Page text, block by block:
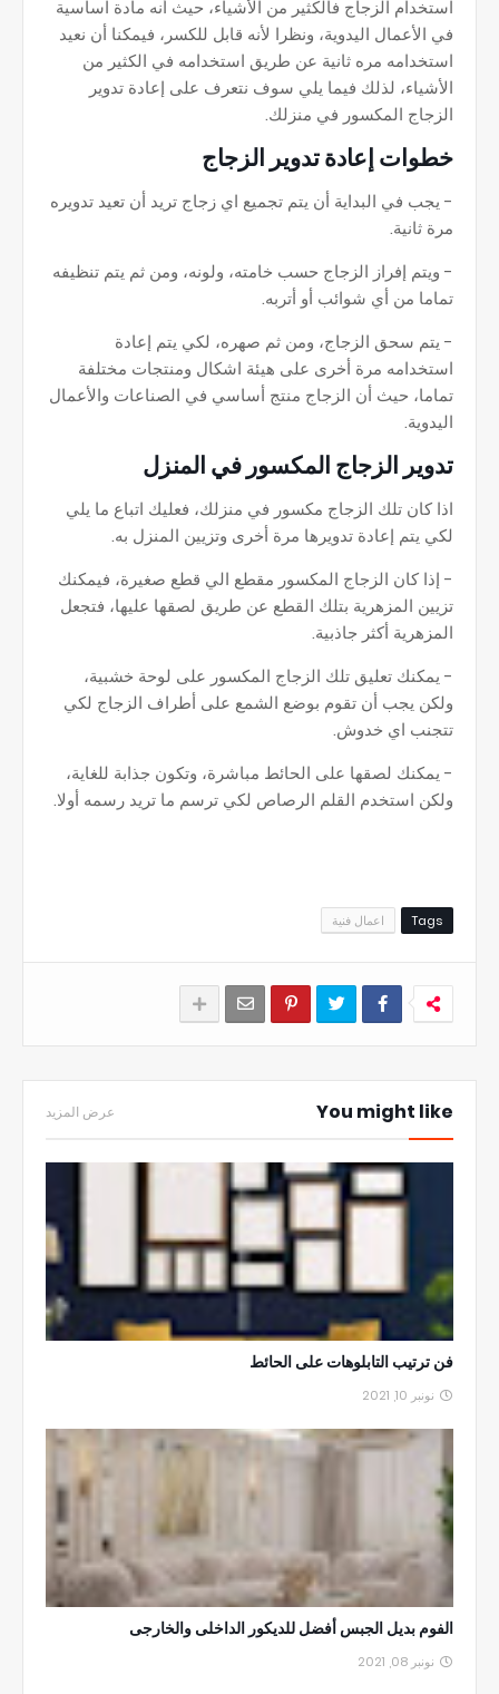
استخدام الزجاج فالكثير من الأشياء، حيث أنه مادة اساسية
في الأعمال اليدوية، ونظرا لأنه قابل للكسر، فيمكنا أن نعيد
استخدامه مره ثانية عن طريق استخدامه في الكثير من
الأشياء، لذلك فيما يلي سوف نتعرف على إعادة تدوير
الزجاج المكسور في منزلك.
خطوات إعادة تدوير الزجاج
- يجب في البداية أن يتم تجميع اي زجاج تريد أن تعيد تدويره
مرة ثانية.
- ويتم إفراز الزجاج حسب خامته، ولونه، ومن ثم يتم تنظيفه
تماما من أي شوائب أو أتربه.
- يتم سحق الزجاج، ومن ثم صهره، لكي يتم إعادة
استخدامه مرة أخرى على هيئة اشكال ومنتجات مختلفة
تماما، حيث أن الزجاج منتج أساسي في الصناعات والأعمال
اليدوية.
تدوير الزجاج المكسور في المنزل
اذا كان تلك الزجاج مكسور في منزلك، فعليك اتباع ما يلي
لكي يتم إعادة تدويرها مرة أخرى وتزيين المنزل به.
- إذا كان الزجاج المكسور مقطع الي قطع صغيرة، فيمكنك
تزيين المزهرية بتلك القطع عن طريق لصقها عليها، فتجعل
المزهرية أكثر جاذبية.
- يمكنك تعليق تلك الزجاج المكسور على لوحة خشبية،
ولكن يجب أن تقوم بوضع الشمع على أطراف الزجاج لكي
تتجنب اي خدوش.
- يمكنك لصقها على الحائط مباشرة، وتكون جذابة للغاية،
ولكن استخدم القلم الرصاص لكي ترسم ما تريد رسمه أولا.
Tags اعمال فنية
You might like عرض المزيد
فن ترتيب التابلوهات على الحائط
نونبر 10, 2021
الفوم بديل الجبس أفضل للديكور الداخلى والخارجى
نونبر 08, 2021